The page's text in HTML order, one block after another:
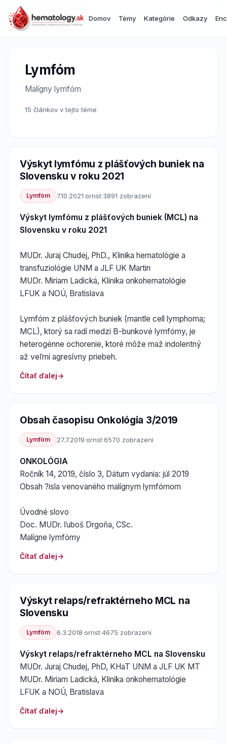
Domov Témy Kategórie Odkazy
Lymfóm
Malígny lymfóm
15 článkov v tejto téme
Výskyt lymfómu z plášťových buniek na
Slovensku v roku 2021
Lymfóm 7.10.2021·ornst·3891 zobrazení
Výskyt lymfómu z plášťových buniek (MCL) na
Slovensku v roku 2021
MUDr. Juraj Chudej, PhD., Klinika hematológie a
transfuziológie UNM a JLF UK Martin
MUDr. Miriam Ladická, Klinika onkohematológie
LFUK a NOÚ, Bratislava
Lymfóm z plášťových buniek (mantle cell lymphoma;
MCL), ktorý sa radí medzi B-bunkové lymfómy, je
heterogénne ochorenie, ktoré môže maž indolentný
až veľmi agresívny priebeh.
Čítať ďalej
Obsah časopisu Onkológia 3/2019
Lymfóm 27.7.2019·ornst·6570 zobrazení
ONKOLÓGIA
Ročník 14, 2019, číslo 3, Dátum vydania: júl 2019
Obsah ?isla venovaného malígnym lymfómom
Úvodné slovo
Doc. MUDr. ľuboš Drgoňa, CSc.
Malígne lymfómy
Čítať ďalej
Výskyt relaps/refraktérneho MCL na
Slovensku
Lymfóm 6.3.2018·ornst·4675 zobrazení
Výskyt relaps/refraktérneho MCL na Slovensku
MUDr. Juraj Chudej, PhD, KHaT UNM a JLF UK MT
MUDr. Miriam Ladická, Klinika onkohematológie
LFUK a NOÚ, Bratislava
Čítať ďalej